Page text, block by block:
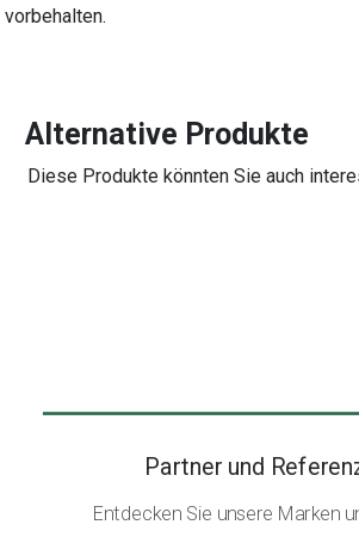
vorbehalten.
Alternative Produkte
Diese Produkte könnten Sie auch
Partner und
Entdecken Sie unsere Marken